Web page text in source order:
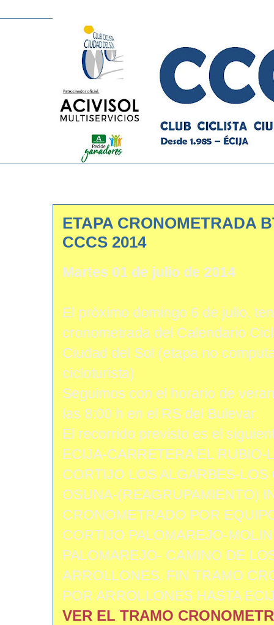
ETAPA CRONOMETRADA
CCCS 2014
Martes 01 de julio de 2014
El próximo domingo 6 de julio,
cronometrada del Calendario
Ciudad del Sol (etapa no
cicloturista)
Seguimos con el horario de
las 8:00 h en el RS del Bulevar.
El recorrido previsto es el
ECIJA-CARRETERA EL
CORTIJO LOS ALGARBES-
OSUNA-(REAGRUPAMIENTO)
CRONOMETRADO POR
CORTIJO PALOMAREJO-
PALOMAREJO- CAMINO DE
ARROLLONES, FIN TRAMO
POR ARROLLONES HASTA
VER EL TRAMO